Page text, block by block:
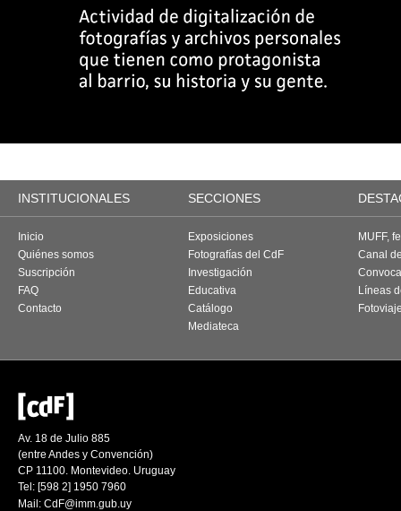
INSTITUCIONALES SECCIONES
Inicio
Quiénes somos
Suscripción
FAQ
Contacto
Exposiciones
Fotografías del CdF
Investigación
Educativa
Catálogo
Mediateca
MUFF,
Canal
Líneas
Av. 18 de Julio 885
(entre Andes y Convención)
CP 11100. Montevideo. Uruguay
Tel: [598 2] 1950 7960
Mail: CdF@imm.gub.uy